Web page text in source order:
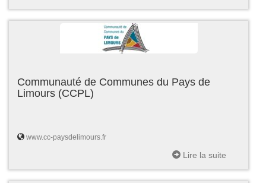
Communauté de Communes du Pays de
Limours (CCPL)
www.cc-paysdelimours.fr
Lire la suite